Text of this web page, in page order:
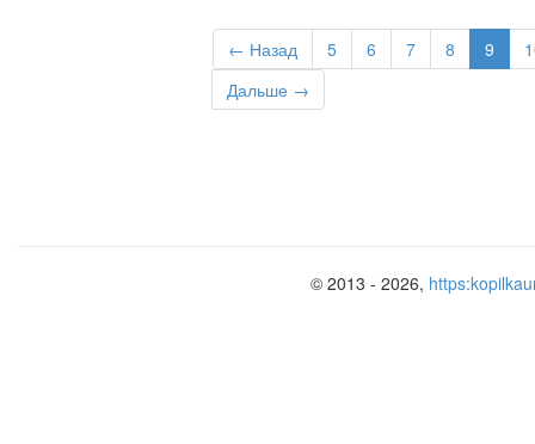
← Назад 5 6 7 8 9
Дальше →
© 2013 - 2026,